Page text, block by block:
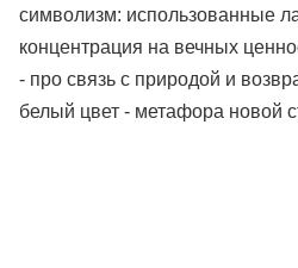
символизм: использованные
концентрация на вечных
- про связь с природой и
белый цвет - метафора новой